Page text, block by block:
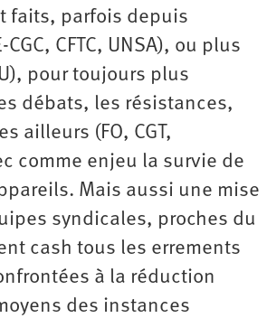
faits, parfois depuis
CFTC, UNSA), ou plus
pour toujours plus
débats, les résistances,
ailleurs (FO, CGT,
comme enjeu la survie de
Mais aussi une mise
syndicales, proches du
cash tous les errements
à la réduction
des instances